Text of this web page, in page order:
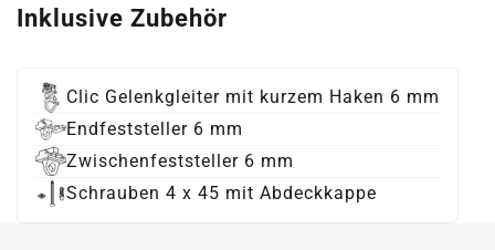
Inklusive Zubehör
Clic Gelenkgleiter mit kurzem Haken 6 mm
Endfeststeller 6 mm
Zwischenfeststeller 6 mm
Schrauben 4 x 45 mit Abdeckkappe